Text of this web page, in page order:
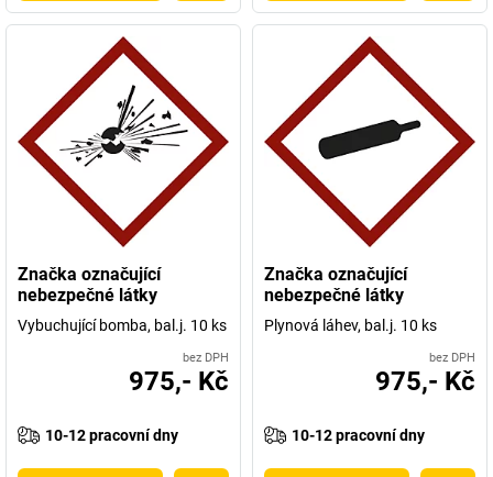
Značka označující
nebezpečné látky
Vybuchující bomba, bal.j. 10 ks
bez DPH
975,- Kč
10-12 pracovní dny
Značka označující
nebezpečné látky
Plynová láhev, bal.j. 10 ks
bez DPH
975,- Kč
10-12 pracovní dny